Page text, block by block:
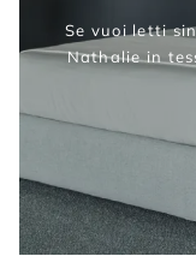
Se vuoi letti
Nathalie in